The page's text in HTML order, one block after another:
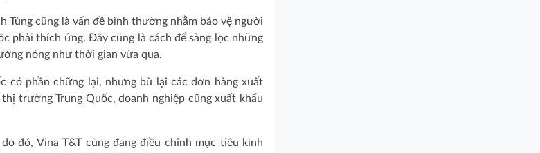
cũng là vấn đề bình thường nhằm bảo vệ người
phải thích ứng. Đây cũng là cách để sàng lọc những
nóng như thời gian vừa qua.
có phần chững lại, nhưng bù lại các đơn hàng xuất
trường Trung Quốc, doanh nghiệp cũng xuất khẩu
đó, Vina T&T cũng đang điều chỉnh mục tiêu kinh